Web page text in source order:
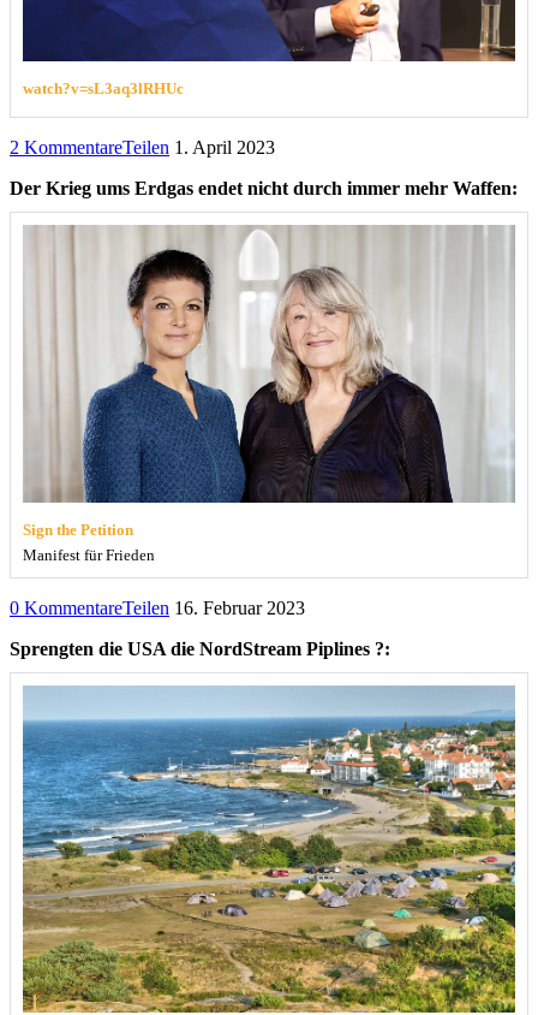
watch?v=sL3aq3lRHUc
2 KommentareTeilen 1. April 2023
Der Krieg ums Erdgas endet nicht durch immer mehr Waffen:
Sign the Petition
Manifest für Frieden
0 KommentareTeilen 16. Februar 2023
Sprengten die USA die NordStream Piplines ?: